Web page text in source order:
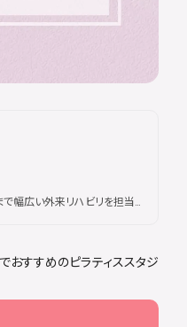
幅広い外来リハビリを担当。
ちが続出するほどの人気を
おすすめのピラティススタジ